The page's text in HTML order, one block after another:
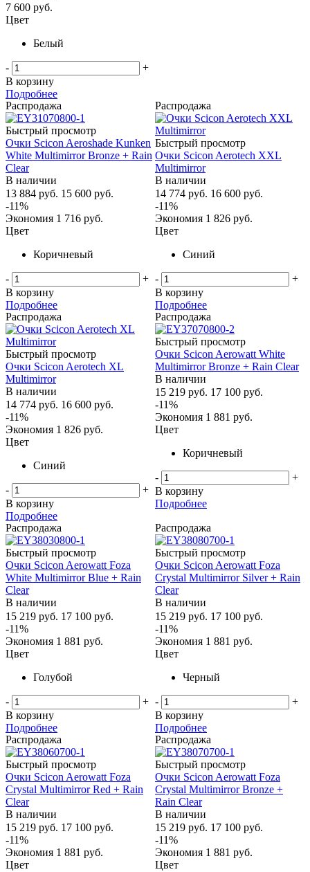
7 600 руб.
Цвет
Белый
-
+
В корзину
Подробнее
Распродажа
Быстрый просмотр
Очки Scicon Aeroshade Kunken
White Multimirror Bronze + Rain
Clear
В наличии
13 884 руб. 15 600 руб.
-11%
Экономия 1 716 руб.
Цвет
Коричневый
-
+
В корзину
Подробнее
Распродажа
Быстрый просмотр
Очки Scicon Aerotech XXL
Multimirror
В наличии
14 774 руб. 16 600 руб.
-11%
Экономия 1 826 руб.
Цвет
Синий
-
+
В корзину
Подробнее
Распродажа
Быстрый просмотр
Очки Scicon Aerotech XL
Multimirror
В наличии
14 774 руб. 16 600 руб.
-11%
Экономия 1 826 руб.
Цвет
Синий
-
+
В корзину
Подробнее
Распродажа
Быстрый просмотр
Очки Scicon Aerowatt White
Multimirror Bronze + Rain Clear
В наличии
15 219 руб. 17 100 руб.
-11%
Экономия 1 881 руб.
Цвет
Коричневый
-
+
В корзину
Подробнее
Распродажа
Быстрый просмотр
Очки Scicon Aerowatt Foza
White Multimirror Blue + Rain
Clear
В наличии
15 219 руб. 17 100 руб.
-11%
Экономия 1 881 руб.
Цвет
Голубой
-
+
В корзину
Подробнее
Распродажа
Быстрый просмотр
Очки Scicon Aerowatt Foza
Crystal Multimirror Silver + Rain
Clear
В наличии
15 219 руб. 17 100 руб.
-11%
Экономия 1 881 руб.
Цвет
Черный
-
+
В корзину
Подробнее
Распродажа
Быстрый просмотр
Очки Scicon Aerowatt Foza
Crystal Multimirror Red + Rain
Clear
В наличии
15 219 руб. 17 100 руб.
-11%
Экономия 1 881 руб.
Цвет
Распродажа
Быстрый просмотр
Очки Scicon Aerowatt Foza
Crystal Multimirror Bronze +
Rain Clear
В наличии
15 219 руб. 17 100 руб.
-11%
Экономия 1 881 руб.
Цвет